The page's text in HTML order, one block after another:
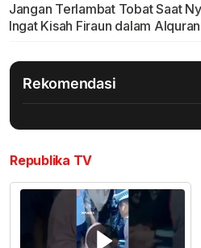
Jangan Terlambat Tobat Saat
Ingat Kisah Firaun dalam Alquran
Rekomendasi
Republika TV